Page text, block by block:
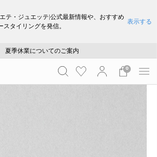
エテ・ジュエッテ)公式最新情報や、おすすめ
スタイリングを発信。
表示する
採用のご案内
ただいたお品物のお届け状況について
夏季休業についてのご案内
WEB LIMITED ITEMS >>
採用のご案内
ただいたお品物のお届け状況について
0